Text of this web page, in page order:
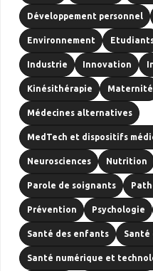
Développement personnel
Environnement
Industrie Innovation
Kinésithérapie Maternité
Médecines alternatives
MedTech et dispositifs
Neurosciences Nutrition
Parole de soignants
Prévention Psychologie
Santé des enfants Santé
Santé numérique et